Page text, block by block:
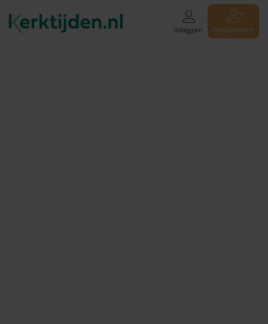
Inloggen Registreren